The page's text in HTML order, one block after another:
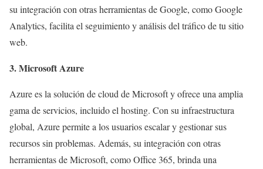
su integración con otras herramientas de Google, como Google
Analytics, facilita el seguimiento y análisis del tráfico de tu sitio
web.
3. Microsoft Azure
Azure es la solución de cloud de Microsoft y ofrece una amplia
gama de servicios, incluido el hosting. Con su infraestructura
global, Azure permite a los usuarios escalar y gestionar sus
recursos sin problemas. Además, su integración con otras
herramientas de Microsoft, como Office 365, brinda una